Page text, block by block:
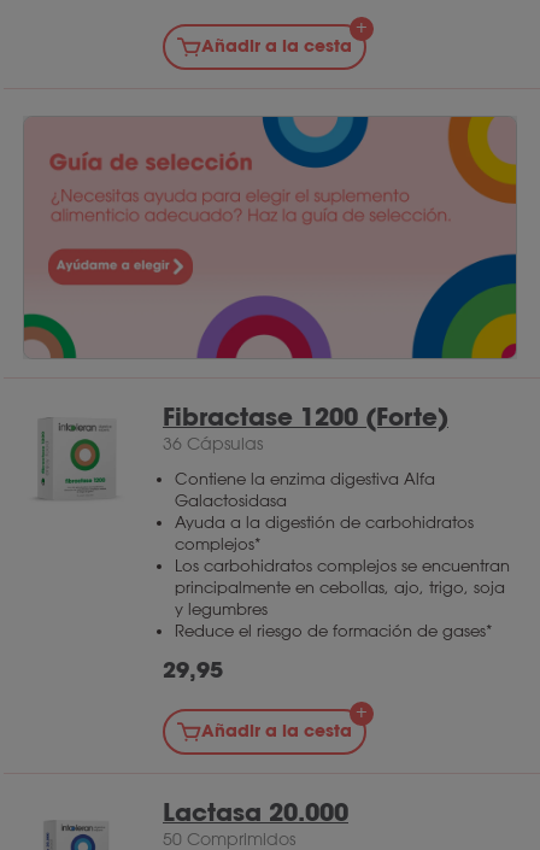
Añadir a la cesta
Fibractase 1200 (Forte)
36 Cápsulas
Contiene la enzima digestiva Alfa
Galactosidasa
Ayuda a la digestión de carbohidratos
complejos*
Los carbohidratos complejos se encuentran
principalmente en cebollas, ajo, trigo, soja
y legumbres
Reduce el riesgo de formación de gases*
29,95
Añadir a la cesta
Lactasa 20.000
50 Comprimidos